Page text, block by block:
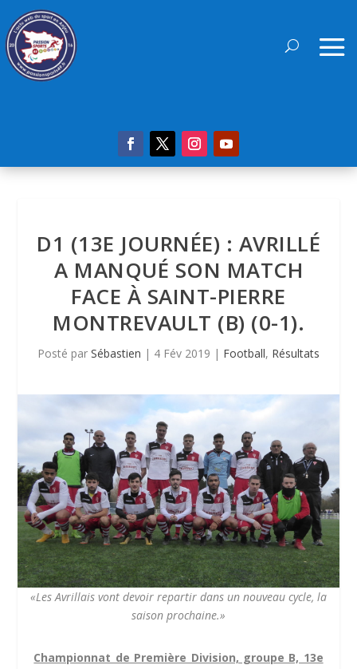
D1 (13E JOURNÉE) : AVRILLÉ
A MANQUÉ SON MATCH
FACE À SAINT-PIERRE
MONTREVAULT (B) (0-1).
Posté par Sébastien | 4 Fév 2019 | Football, Résultats
«Les Avrillais vont devoir repartir dans un nouveau cycle, la
saison prochaine.»
Championnat de Première Division, groupe B, 13e